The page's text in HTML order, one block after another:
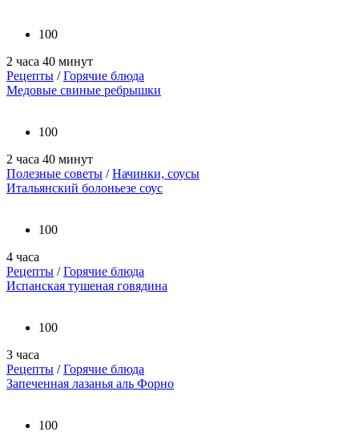
100
2 часа 40 минут
Рецепты /Горячие блюда
Медовые свиные ребрышки
100
2 часа 40 минут
Полезные советы /Начинки, соусы
Итальянский болоньезе соус
100
4 часа
Рецепты /Горячие блюда
Испанская тушеная говядина
100
3 часа
Рецепты /Горячие блюда
Запеченная лазанья аль Форно
100